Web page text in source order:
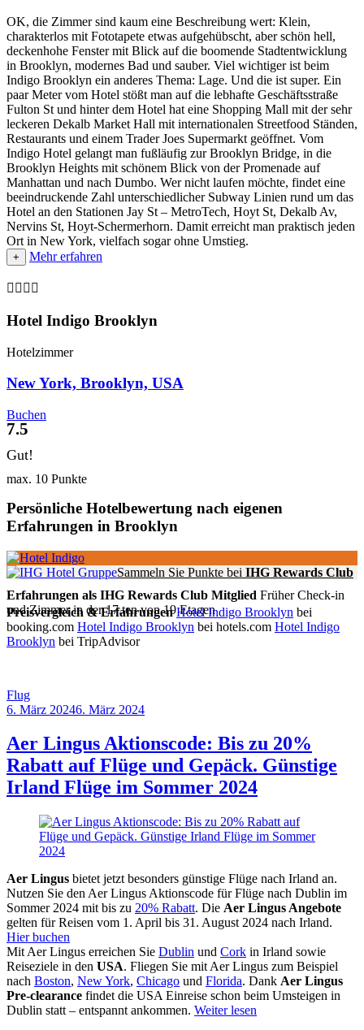
OK, die Zimmer sind kaum eine Beschreibung wert: Klein,
charakterlos mit Fototapete etwas aufgehübscht, aber schön hell,
deckenhohe Fenster mit Blick auf die boomende Stadtentwicklung
in Brooklyn, modernes Bad und sauber. Viel wichtiger ist beim
Indigo Brooklyn ein anderes Thema: Lage. Und die ist super. Ein
paar Meter vom Hotel stößt man auf die lebhafte Geschäftsstraße
Fulton St und hinter dem Hotel hat eine Shopping Mall mit der sehr
leckeren Dekalb Market Hall mit internationalen Streetfood Ständen,
Restaurants und einem Trader Joes Supermarkt geöffnet. Vom
Indigo Hotel gelangt man fußläufig zur Brooklyn Bridge, in die
Brooklyn Heights mit schönem Blick von der Promenade auf
Manhattan und nach Dumbo. Wer nicht laufen möchte, findet eine
beeindruckende Zahl unterschiedlicher Subway Linien rund um das
Hotel an den Stationen Jay St – MetroTech, Hoyt St, Dekalb Av,
Nervins St, Hoyt-Schermerhorn. Damit erreicht man praktisch jeden
Ort in New York, vielfach sogar ohne Umstieg.
+ Mehr erfahren

Hotel Indigo Brooklyn
Hotelzimmer
New York, Brooklyn, USA
Buchen
7.5
Gut!
max. 10 Punkte
Persönliche Hotelbewertung nach eigenen
Erfahrungen in Brooklyn
Sammeln Sie Punkte bei IHG Rewards Club
Erfahrungen als IHG Rewards Club Mitglied Früher Check-in
und Zimmer in der 17.ten von 19 Etagen
Preisvergleich & Erfahrungen Hotel Indigo Brooklyn bei
booking.com Hotel Indigo Brooklyn bei hotels.com Hotel Indigo
Brooklyn bei TripAdvisor
Flug
6. März 20246. März 2024
Allan
Aer Lingus Aktionscode: Bis zu 20%
Rabatt auf Flüge und Gepäck. Günstige
Irland Flüge im Sommer 2024
Aer Lingus bietet jetzt besonders günstige Flüge nach Irland an.
Nutzen Sie den Aer Lingus Aktionscode für Flüge nach Dublin im
Sommer 2024 mit bis zu 20% Rabatt. Die Aer Lingus Angebote
gelten für Reisen vom 1. April bis 31. August 2024 nach Irland.
Hier buchen
Mit Aer Lingus erreichen Sie Dublin und Cork in Irland sowie
Reiseziele in den USA. Fliegen Sie mit Aer Lingus zum Beispiel
nach Boston, New York, Chicago und Florida. Dank Aer Lingus
Pre-clearance findet die USA Einreise schon beim Umsteigen in
Dublin statt – entspannt ankommen. Weiter lesen